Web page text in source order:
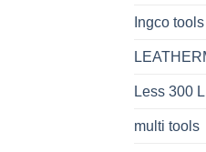
Ingco tools
Less 300
multi tools